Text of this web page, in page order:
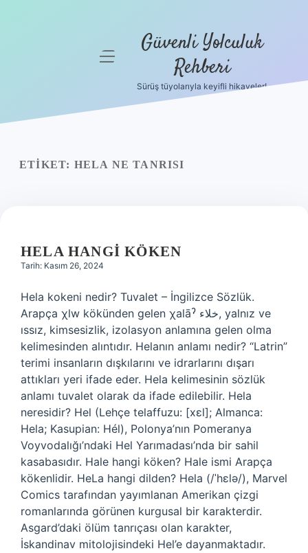
menüyü Güvenli Yolculuk
Rehberi
Sürüş tüyolarıyla keyifli hikayeler!
ETIKET: HELA NE TANRISI
HELA HANGI KÖKEN
Tarih: Kasım 26, 2024
Hela kokeni nedir? Tuvalet – İngilizce Sözlük.
Arapça χlw kökünden gelen χalāˀ خلاء, yalnız ve
ıssız, kimsesizlik, izolasyon anlamına gelen olma
kelimesinden alıntıdır. Helanın anlamı nedir? “Latrin”
terimi insanların dışkılarını ve idrarlarını dışarı
attıkları yeri ifade eder. Hela kelimesinin sözlük
anlamı tuvalet olarak da ifade edilebilir. Hela
neresidir? Hel (Lehçe telaffuzu: [xɛl]; Almanca:
Hela; Kasupian: Hél), Polonya’nın Pomeranya
Voyvodalığı’ndaki Hel Yarımadası’nda bir sahil
kasabasıdır. Hale hangi köken? Hale ismi Arapça
kökenlidir. HeLa hangi dilden? Hela (/ˈhɛlə/), Marvel
Comics tarafından yayımlanan Amerikan çizgi
romanlarında görünen kurgusal bir karakterdir.
Asgard’daki ölüm tanrıçası olan karakter,
İskandinav mitolojisindeki Hel’e dayanmaktadır.